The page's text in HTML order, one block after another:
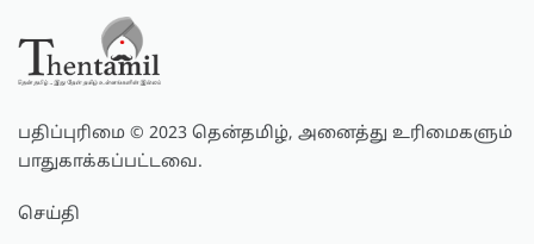
பதிப்புரிமை © 2023 தென்தமிழ், அனைத்து உரிமைகளும்
பாதுகாக்கப்பட்டவை.
செய்தி